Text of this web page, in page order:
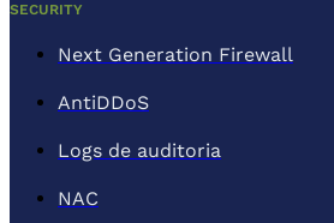
SECURITY
Next Generation Firewall
AntiDDoS
Logs de auditoria
NAC